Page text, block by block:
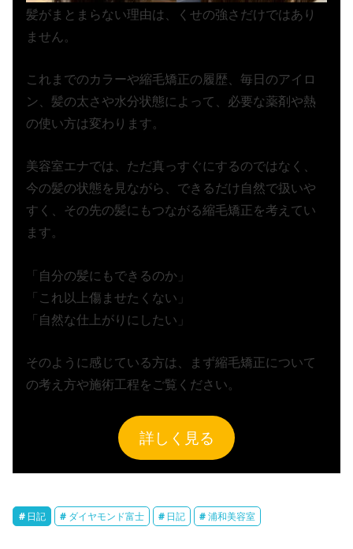
髪がまとまらない理由は、くせの強さだけではあり
ません。
これまでのカラーや縮毛矯正の履歴、毎日のアイロ
ン、髪の太さや水分状態によって、必要な薬剤や熱
の使い方は変わります。
美容室エナでは、ただ真っすぐにするのではなく、
今の髪の状態を見ながら、できるだけ自然で扱いや
すく、その先の髪にもつながる縮毛矯正を考えてい
ます。
「自分の髪にもできるのか」
「これ以上傷ませたくない」
「自然な仕上がりにしたい」
そのように感じている方は、まず縮毛矯正について
の考え方や施術工程をご覧ください。
詳しく見る
日記 ダイヤモンド富士 日記 浦和美容室